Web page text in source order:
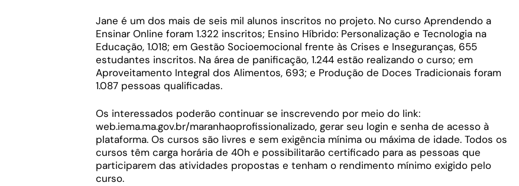
Jane é um dos mais de seis mil alunos inscritos no projeto. No curso Aprendendo a
Ensinar Online foram 1.322 inscritos; Ensino Híbrido: Personalização e Tecnologia na
Educação, 1.018; em Gestão Socioemocional frente às Crises e Inseguranças, 655
estudantes inscritos. Na área de panificação, 1.244 estão realizando o curso; em
Aproveitamento Integral dos Alimentos, 693; e Produção de Doces Tradicionais foram
1.087 pessoas qualificadas.
Os interessados poderão continuar se inscrevendo por meio do link:
web.iema.ma.gov.br/maranhaoprofissionalizado, gerar seu login e senha de acesso à
plataforma. Os cursos são livres e sem exigência mínima ou máxima de idade. Todos os
cursos têm carga horária de 40h e possibilitarão certificado para as pessoas que
participarem das atividades propostas e tenham o rendimento mínimo exigido pelo
curso.